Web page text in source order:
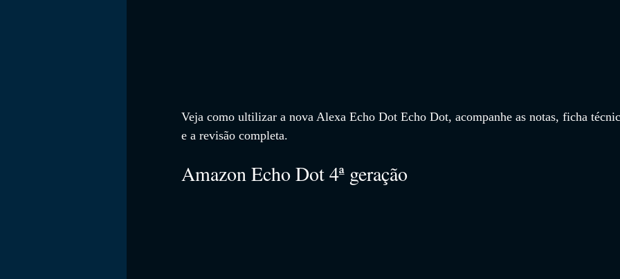
Veja como ultilizar a nova Alexa Echo Dot Echo Dot, acompanhe as notas, ficha
e a revisão completa.
Amazon Echo Dot 4ª geração